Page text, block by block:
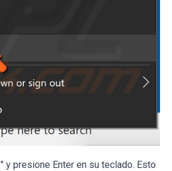
" y presione Enter en su teclado. Esto